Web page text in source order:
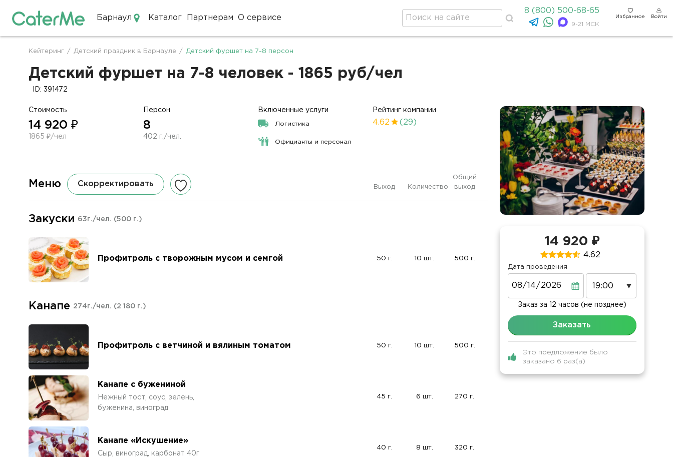
Барнаул Каталог Партнерам О сервисе
8 (800) 500-68-65
9-21 МСК
Избранное Войти
Строка
навигации
Кейтеринг / Детский праздник в Барнауле / Детский фуршет на 7-8 персон
Детский фуршет на 7-8 человек - 1865 руб/чел
ID: 391472
Стоимость
14 920 ₽
1865 ₽/чел
Персон
8
402 г./чел.
Включенные услуги
Логистика
Официанты и персонал
Рейтинг компании
4.62 (29)
Меню Скорректировать Выход Количество
Общий
выход
Закуски 63г./чел. (500 г.)
Профитроль с творожным мусом и семгой 50 г. 10 шт. 500 г.
Канапе 274г./чел. (2 180 г.)
Профитроль с ветчиной и вялиным томатом 50 г. 10 шт. 500 г.
Канапе с бужениной
Нежный тост, соус, зелень,
буженина, виноград
45 г. 6 шт. 270 г.
Канапе «Искушение»
Сыр, виноград, карбонат 40г
40 г. 8 шт. 320 г.
14 920 ₽
4.62
Дата проведения
Заказ за 12 часов (не позднее)
Заказать
Это предложение было
заказано 6 раз(а)